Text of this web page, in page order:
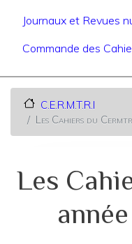
Journaux et Revues
Commande des
C.E.R.M.T.R.I
Les Cahiers du
Les